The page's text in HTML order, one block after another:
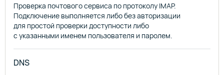
Проверка почтового сервиса по протоколу IMAP.
Подключение выполняется либо без авторизации
для простой проверки доступности либо
с указанными именем пользователя и паролем.
DNS